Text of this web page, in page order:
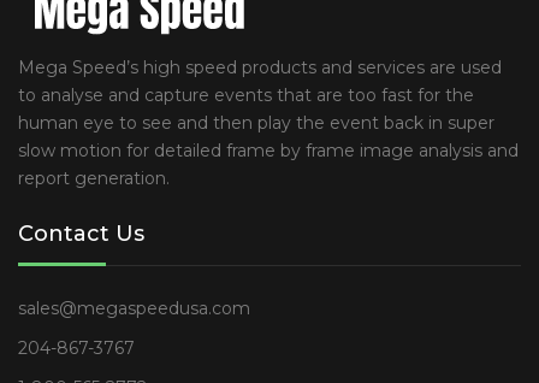
Mega Speed’s high speed products and services are used
to analyse and capture events that are too fast for the
human eye to see and then play the event back in super
slow motion for detailed frame by frame image analysis and
report generation.
Contact Us
sales@megaspeedusa.com
204-867-3767